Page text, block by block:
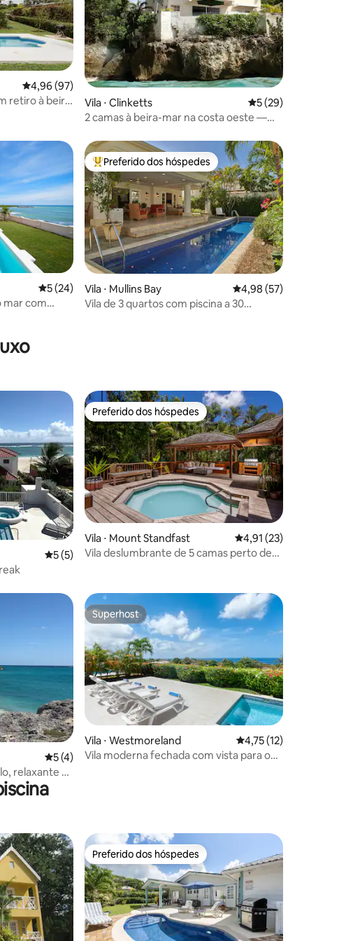
4,96 de uma avaliação média de 5, 97 avaliações
4,96 (97)
retiro à beira
Vila ⋅ Clinketts 5 de uma
5 (29)
2 camas à beira-mar na costa oeste —
5 de uma avaliação média de 5, 24 avaliações
5 (24)
mar com
Entre os melhores preferidos dos hóspedes
Preferido dos hóspedes
Vila ⋅ Mullins Bay 4,98 de uma
4,98 (57)
Vila de 3 quartos com piscina a 30
5 de uma avaliação média de 5, 5 avaliações
5 (5)
Preferido dos hóspedes
Preferido dos hóspedes
Vila ⋅ Mount Standfast 4,91 de uma
4,91 (23)
Vila deslumbrante de 5 camas perto de
5 de uma avaliação média de 5, 4 avaliações
5 (4)
relaxante e
Superhost
Superhost
Vila ⋅ Westmoreland 4,75 de uma
4,75 (12)
Vila moderna fechada com vista para o
Preferido dos hóspedes
Preferido dos hóspedes